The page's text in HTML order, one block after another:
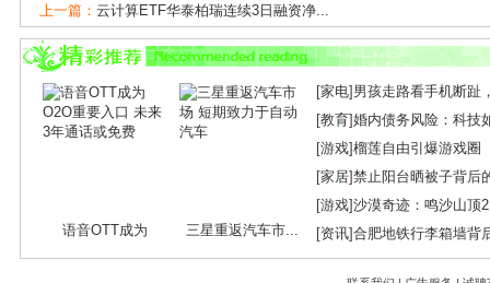
上一篇： 云计算ETF华泰柏瑞连续3日融资净...
下一篇：光峰科技推出远眸系列激光雷达 助...
语音OTT成为
O2O...
三星重返汽车市...
[家电] 男孩走路看手机断趾
[教育]婚内债务风险：科技
[游戏]榴莲自由引爆游戏圈
[家居]禁止阳台晒被子背后
[游戏]沙漠奇迹：鸣沙山顶
[资讯]合肥地铁行李箱墙背